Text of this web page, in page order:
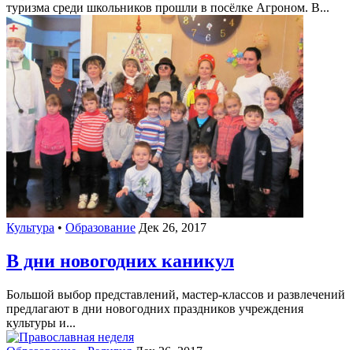
туризма среди школьников прошли в посёлке Агроном. В...
Культура • Образование Дек 26, 2017
В дни новогодних каникул
Большой выбор представлений, мастер-классов и развлечений
предлагают в дни новогодних праздников учреждения
культуры и...